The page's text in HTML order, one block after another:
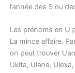
l’année des S ou
Les prénoms en U
La mince affaire.
on peut trouver
Ukita, Ulane,